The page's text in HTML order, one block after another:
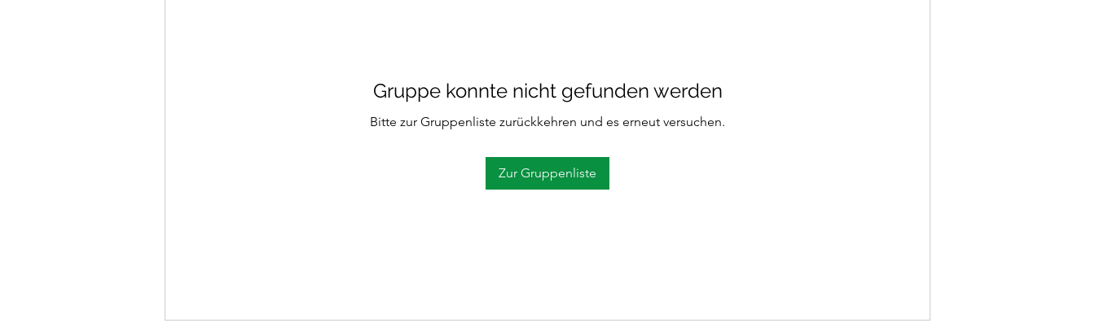
Gruppe konnte nicht gefunden werden
Bitte zur Gruppenliste zurückkehren und es erneut versuchen.
Zur Gruppenliste